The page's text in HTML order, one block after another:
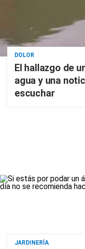
DOLOR
El hallazgo de
agua y una
escuchar
JARDINERÍA